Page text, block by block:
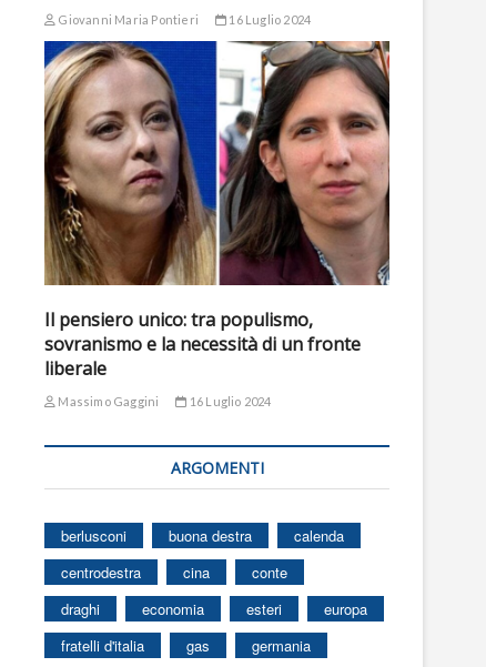
Giovanni Maria Pontieri 16 Luglio 2024
Il pensiero unico: tra populismo,
sovranismo e la necessità di un fronte
liberale
Massimo Gaggini 16 Luglio 2024
ARGOMENTI
berlusconi buona destra
calenda
centrodestra
cina
conte
draghi
economia esteri
europa
fratelli d'italia
gas
germania